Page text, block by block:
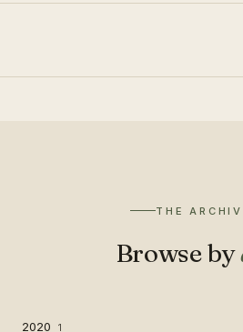
THE
Browse by
2020 1